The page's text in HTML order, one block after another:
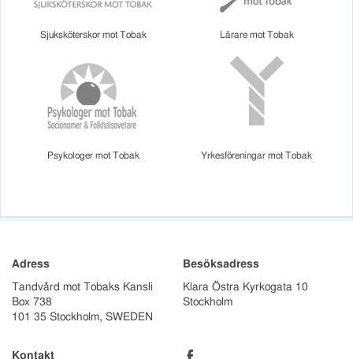
Sjuksköterskor mot Tobak Lärare mot Tobak
Psykologer mot Tobak Yrkesföreningar mot Tobak
Adress
Tandvård mot Tobaks Kansli
Box 738
101 35 Stockholm, SWEDEN
Besöksadress
Klara Östra Kyrkogata 10
Stockholm
Kontakt